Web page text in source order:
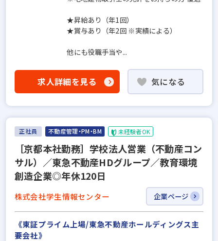
★昇給あり（年1回）
★賞与あり（年2回 ※実績による）
他にも役職手当や...
求人詳細を見る 気になる
正社員 不動産管理・PM・BM 未経験者OK
［京都本社勤務］学校法人営業（不動産コン
サル）／東急不動産HDグループ／教育環境
創造企業◎年休120日
株式会社学生情報センター 企業ページ
《東証プライム上場/東急不動産ホールディングス主
要会社》